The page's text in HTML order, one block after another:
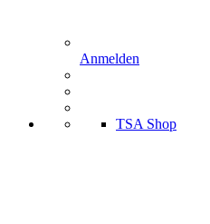
Anmelden
TSA Shop